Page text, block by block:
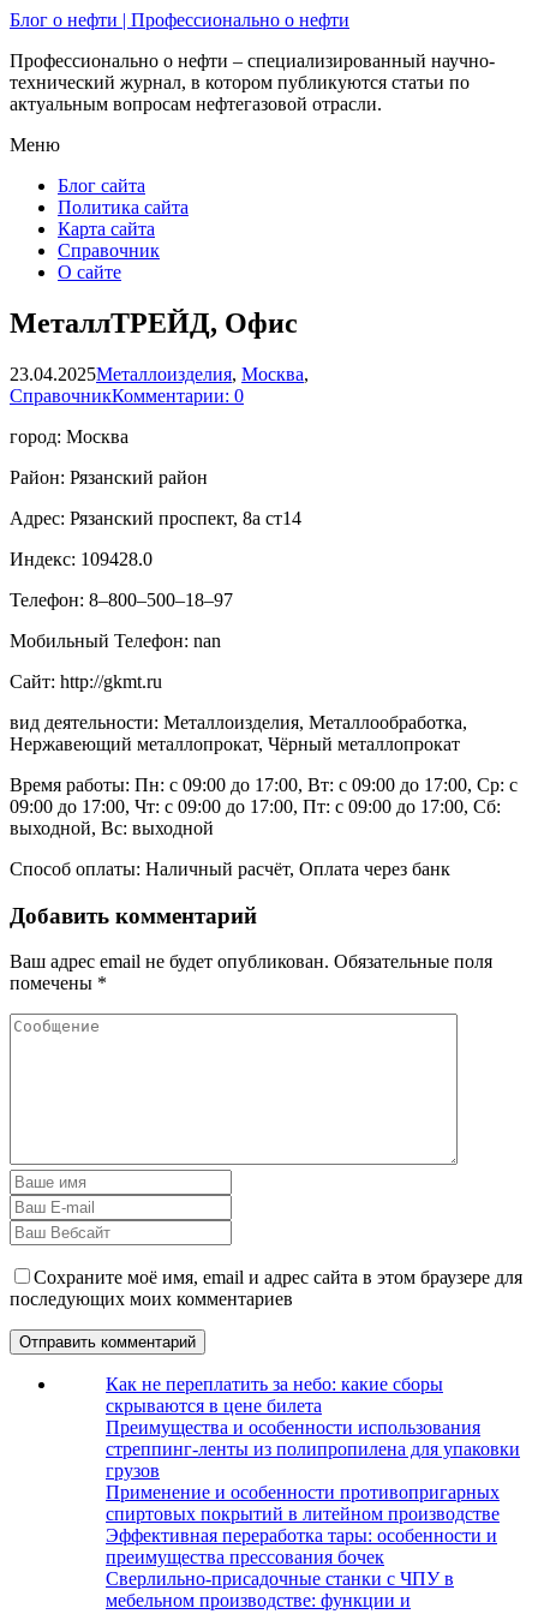
Блог о нефти | Профессионально о нефти
Профессионально о нефти – специализированный научно-
технический журнал, в котором публикуются статьи по
актуальным вопросам нефтегазовой отрасли.
Меню
Блог сайта
Политика сайта
Карта сайта
Справочник
О сайте
МеталлТРЕЙД, Офис
23.04.2025Металлоизделия, Москва,
СправочникКомментарии: 0
город: Москва
Район: Рязанский район
Адрес: Рязанский проспект, 8а ст14
Индекс: 109428.0
Телефон: 8‒800‒500‒18‒97
Мобильный Телефон: nan
Сайт: http://gkmt.ru
вид деятельности: Металлоизделия, Металлообработка,
Нержавеющий металлопрокат, Чёрный металлопрокат
Время работы: Пн: с 09:00 до 17:00, Вт: с 09:00 до 17:00, Ср: с
09:00 до 17:00, Чт: с 09:00 до 17:00, Пт: с 09:00 до 17:00, Сб:
выходной, Вс: выходной
Способ оплаты: Наличный расчёт, Оплата через банк
Добавить комментарий
Ваш адрес email не будет опубликован. Обязательные поля
помечены *
Сохраните моё имя, email и адрес сайта в этом браузере для
последующих моих комментариев
Как не переплатить за небо: какие сборы
скрываются в цене билета
Преимущества и особенности использования
стреппинг-ленты из полипропилена для упаковки
грузов
Применение и особенности противопригарных
спиртовых покрытий в литейном производстве
Эффективная переработка тары: особенности и
преимущества прессования бочек
Сверлильно-присадочные станки с ЧПУ в
мебельном производстве: функции и